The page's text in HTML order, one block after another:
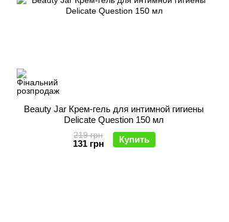
Beauty Jar Крем-гель для интимной гигиены
Delicate Question 150 мл
219 грн
131 грн Купить